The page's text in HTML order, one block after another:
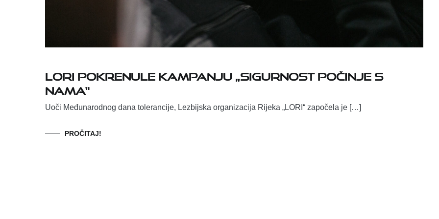
LORI pokrenule kampanju „Sigurnost počinje s
nama“
Uoči Međunarodnog dana tolerancije, Lezbijska organizacija Rijeka „LORI“ započela je […]
PROČITAJ!